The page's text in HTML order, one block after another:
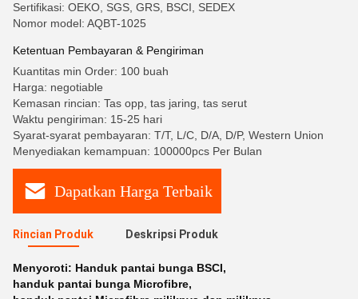
Sertifikasi: OEKO, SGS, GRS, BSCI, SEDEX
Nomor model: AQBT-1025
Ketentuan Pembayaran & Pengiriman
Kuantitas min Order: 100 buah
Harga: negotiable
Kemasan rincian: Tas opp, tas jaring, tas serut
Waktu pengiriman: 15-25 hari
Syarat-syarat pembayaran: T/T, L/C, D/A, D/P, Western Union
Menyediakan kemampuan: 100000pcs Per Bulan
Dapatkan Harga Terbaik
Rincian Produk Deskripsi Produk
Menyoroti: Handuk pantai bunga BSCI,
handuk pantai bunga Microfibre,